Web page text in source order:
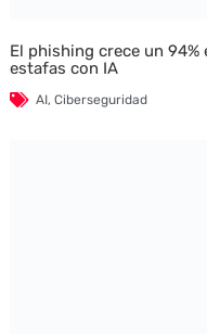
El phishing crece un 94%
estafas con IA
AI, Ciberseguridad